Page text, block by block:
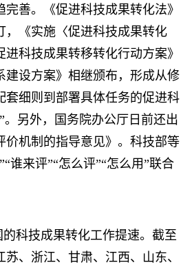
善。《促进科技成果转化法》
，《实施〈促进科技成果转化
科技成果转移转化行动方案》
建设方案》相继颁布，形成从修
套细则到部署具体任务的促进科
。另外，国务院办公厅日前还出
价机制的指导意见》。科技部等
谁来评”“怎么评”“怎么用”联合
科技成果转化工作提速。截至
苏、浙江、甘肃、江西、山东、